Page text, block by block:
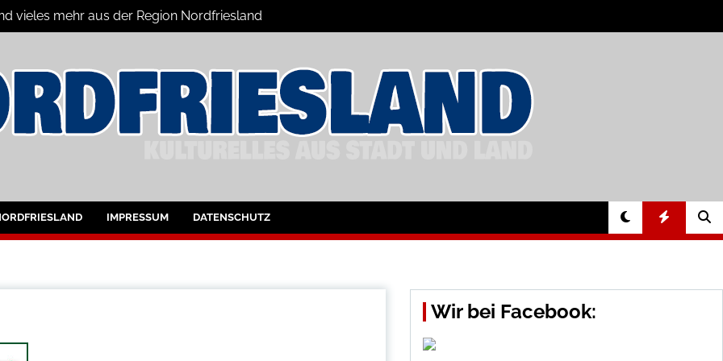
vieles mehr aus der Region Nordfriesland
für Nordfriesland und Husum
IMPRESSUM DATENSCHUTZ
Wir bei Facebook: